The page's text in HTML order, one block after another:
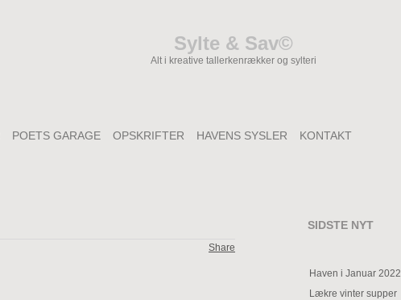
Sylte & Sav©
Alt i kreative tallerkenrækker og sylteri
POETS GARAGE OPSKRIFTER HAVENS SYSLER KONTAKT
Share
SIDSTE NYT
Haven i Januar 2022
Lækre vinter supper